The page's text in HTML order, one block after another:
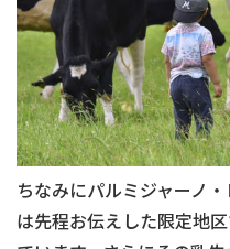
ちなみにパルミジャーノ
は先程お伝えした限定地